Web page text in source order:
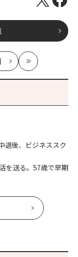
記
最
新
退後、ビジネススク
を送る。57歳で早期